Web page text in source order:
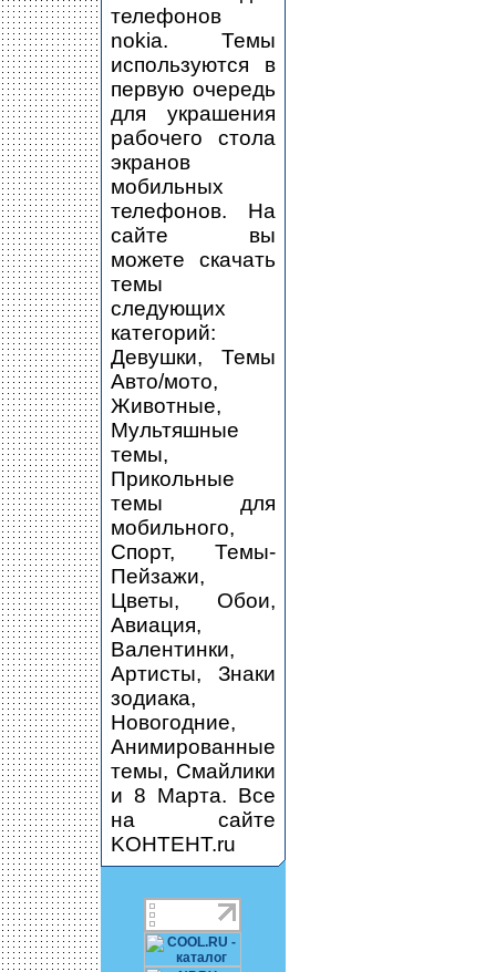
телефонов
nokia. Темы
используются в
первую очередь
для украшения
рабочего стола
экранов
мобильных
телефонов. На
сайте вы
можете скачать
темы
следующих
категорий:
Девушки, Темы
Авто/мото,
Животные,
Мультяшные
темы,
Прикольные
темы для
мобильного,
Спорт, Темы-
Пейзажи,
Цветы, Обои,
Авиация,
Валентинки,
Артисты, Знаки
зодиака,
Новогодние,
Анимированные
темы, Смайлики
и 8 Марта. Все
на сайте
KOHTEHT.ru